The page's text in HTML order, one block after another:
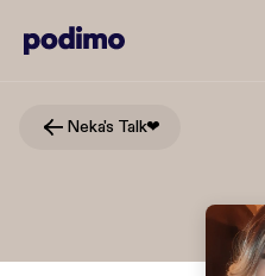
Neka's Talk❤